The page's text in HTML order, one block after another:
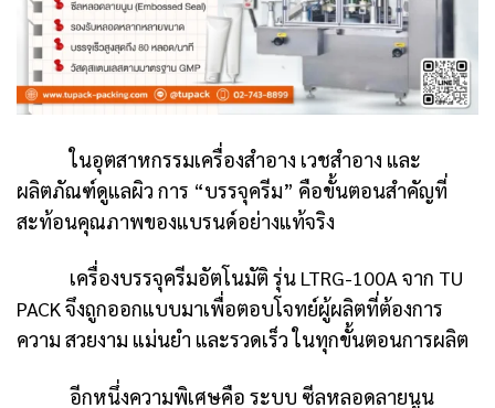
ในอุตสาหกรรมเครื่องสำอาง เวชสำอาง และ
ผลิตภัณฑ์ดูแลผิว การ “บรรจุครีม” คือขั้นตอนสำคัญที่
สะท้อนคุณภาพของแบรนด์อย่างแท้จริง
เครื่องบรรจุครีมอัตโนมัติ รุ่น LTRG-100A จาก TU
PACK จึงถูกออกแบบมาเพื่อตอบโจทย์ผู้ผลิตที่ต้องการ
ความ สวยงาม แม่นยำ และรวดเร็ว ในทุกขั้นตอนการผลิต
อีกหนึ่งความพิเศษคือ ระบบ ซีลหลอดลายนูน